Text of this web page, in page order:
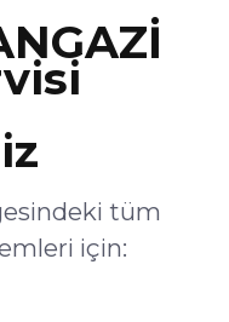
tüm
için: